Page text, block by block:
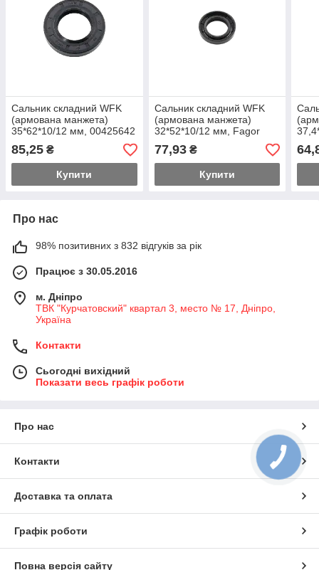
Сальник складний WFK
(армована манжета)
35*62*10/12 мм, 00425642
85,25 ₴
Купити
Сальник складний WFK
(армована манжета)
32*52*10/12 мм, Fagor
L57A001A4
77,93₴
Купити
Про нас
98% позитивних з 832 відгуків за рік
Працює з 30.05.2016
м. Дніпро
ТВК "Курчатовский" квартал 3, место № 17, Дніпро,
Україна
Контакти
Сьогодні вихідний
Показати весь графік роботи
Про нас
Контакти
Доставка та оплата
Графік роботи
Повна версія сайту